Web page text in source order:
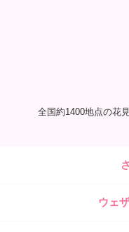
全国約1400地点の花
ウェ